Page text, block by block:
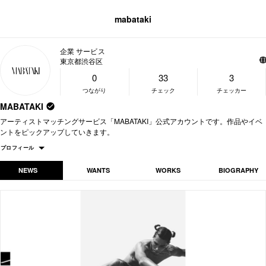
mabataki
企業 サービス
東京都渋谷区
0
つながり
33
チェック
3
チェッカー
MABATAKI
アーティストマッチングサービス「MABATAKI」公式アカウントです。作品やイベ
ントをピックアップしていきます。
プロフィール
企業名 MABATAKI
NEWS WANTS WORKS BIOGRAPHY